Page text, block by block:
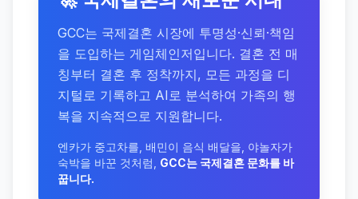
GCC는 국제결혼 시장에 투명성·신뢰·책임
을 도입하는 게임체인저입니다. 결혼 전 매
칭부터 결혼 후 정착까지, 모든 과정을 디
지털로 기록하고 AI로 분석하여 가족의 행
복을 지속적으로 지원합니다.
엔카가 중고차를, 배민이 음식 배달을, 야놀자가
숙박을 바꾼 것처럼, GCC는 국제결혼 문화를 바
꿉니다.